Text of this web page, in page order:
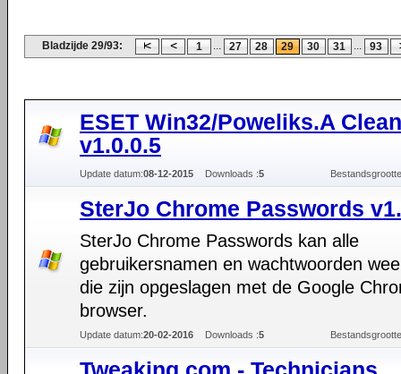
Bladzijde 29/93: 1 ... 27 28 29 30 31 ... 93
ESET Win32/Poweliks.A
v1.0.0.5
Update datum:08-12-2015 Downloads :5
SterJo Chrome Passwords
SterJo Chrome Passwords kan alle
gebruikersnamen en wachtwoorden
die zijn opgeslagen met de Google
browser.
Update datum:20-02-2016 Downloads :5